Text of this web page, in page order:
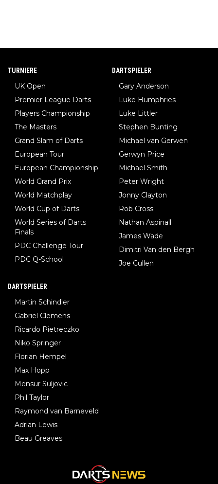
TURNIERE
UK Open
Premier League Darts
Players Championship
The Masters
Grand Slam of Darts
European Tour
European Championship
World Grand Prix
World Matchplay
World Cup of Darts
World Series of Darts
Finals
PDC Challenge Tour
PDC Q-School
DARTSPIELER
Gary Anderson
Luke Humphries
Luke Littler
Stephen Bunting
Michael van Gerwen
Gerwyn Price
Michael Smith
Peter Wright
Jonny Clayton
Rob Cross
Nathan Aspinall
James Wade
Dimitri Van den Bergh
Joe Cullen
DARTSPIELER
Martin Schindler
Gabriel Clemens
Ricardo Pietreczko
Niko Springer
Florian Hempel
Max Hopp
Mensur Suljovic
Phil Taylor
Raymond van Barneveld
Adrian Lewis
Beau Greaves